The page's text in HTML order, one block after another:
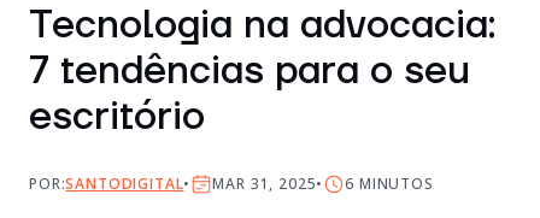
Tecnologia na advocacia:
7 tendências para o seu
escritório
POR:SANTODIGITAL MAR 31, 2025 6 MINUTOS